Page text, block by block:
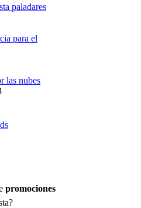
paladares
para el
las nubes
promociones